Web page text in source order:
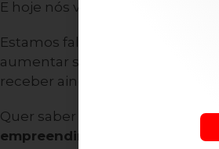
E hoje nós viemos te
Estamos falando da
aumentar seu faturamento e
receber ainda mais satisfação
Quer saber
como a
empreendimento no ramo da